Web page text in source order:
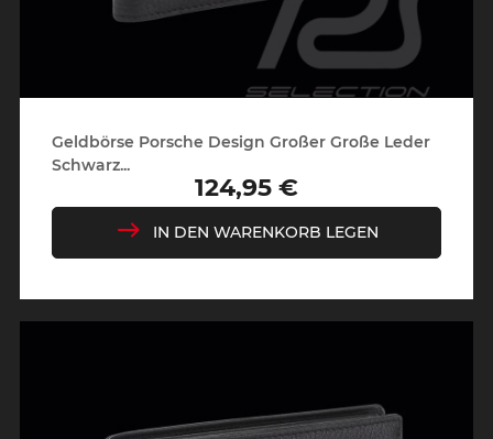
Geldbörse Porsche Design Großer Große Leder
Schwarz...
Preis
124,95 €
IN DEN WARENKORB LEGEN